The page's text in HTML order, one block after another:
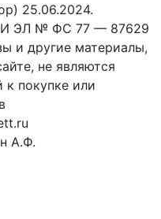
25.06.2024.
ЭЛ № ФС 77 — 87629
и другие материалы,
не являются
покупке или
А.Ф.